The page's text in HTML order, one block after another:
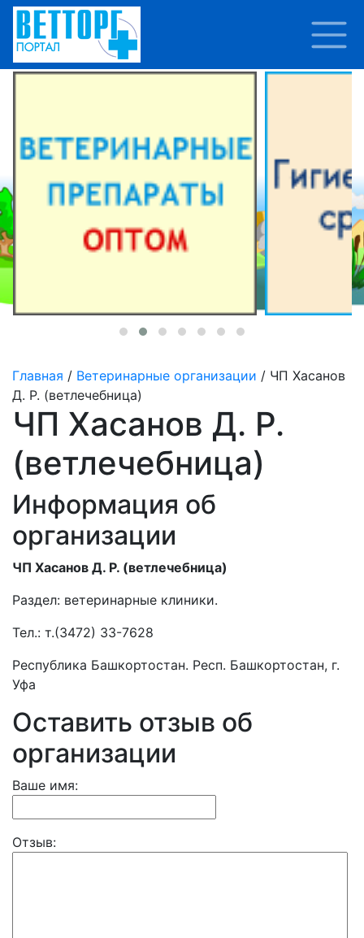
Главная / Ветеринарные организации / ЧП Хасанов
Д. Р. (ветлечебница)
ЧП Хасанов Д. Р.
(ветлечебница)
Информация об
организации
ЧП Хасанов Д. Р. (ветлечебница)
Раздел: ветеринарные клиники.
Тел.: т.(3472) 33-7628
Республика Башкортостан. Респ. Башкортостан, г.
Уфа
Оставить отзыв об
организации
Ваше имя:
Отзыв: